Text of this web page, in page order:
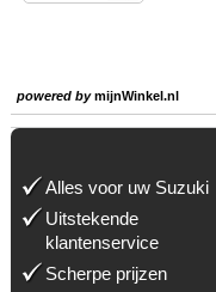
powered bymijnWinkel.nl
Alles voor uw Suzuki
Uitstekende
klantenservice
Scherpe prijzen